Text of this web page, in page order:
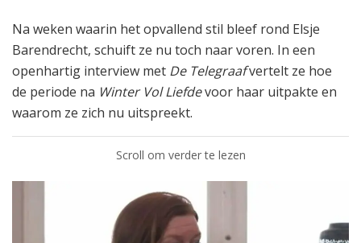
Na weken waarin het opvallend stil bleef rond Elsje
Barendrecht, schuift ze nu toch naar voren. In een
openhartig interview met De Telegraafvertelt ze hoe
de periode na Winter Vol Liefdevoor haar uitpakte en
waarom ze zich nu uitspreekt.
Scroll om verder te lezen